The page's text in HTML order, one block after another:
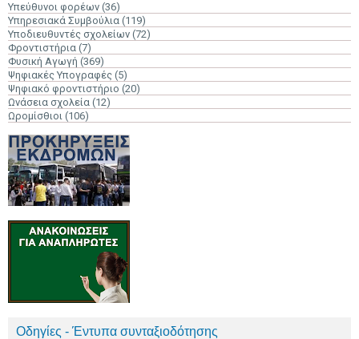
Υπεύθυνοι φορέων (36)
Υπηρεσιακά Συμβούλια (119)
Υποδιευθυντές σχολείων (72)
Φροντιστήρια (7)
Φυσική Αγωγή (369)
Ψηφιακές Υπογραφές (5)
Ψηφιακό φροντιστήριο (20)
Ωνάσεια σχολεία (12)
Ωρομίσθιοι (106)
Οδηγίες - Έντυπα συνταξιοδότησης